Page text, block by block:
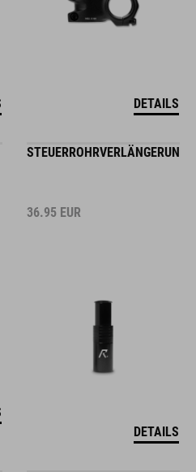
DETAILS
STEUERROHRVERLÄNGERUNG
36.95 EUR
DETAILS